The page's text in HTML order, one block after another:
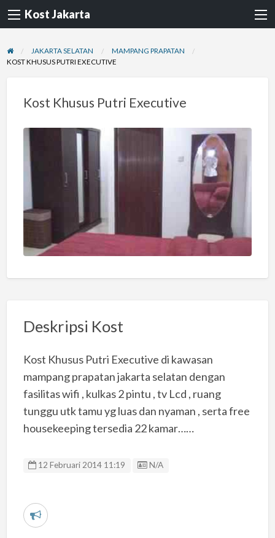
Kost Jakarta
JAKARTA SELATAN
MAMPANG PRAPATAN
KOST KHUSUS PUTRI EXECUTIVE
Kost Khusus Putri Executive
Deskripsi Kost
Kost Khusus Putri Executive di kawasan
mampang prapatan jakarta selatan dengan
fasilitas wifi , kulkas 2 pintu , tv Lcd , ruang
tunggu utk tamu yg luas dan nyaman , serta free
housekeeping tersedia 22 kamar……
12 Februari 2014 11:19 Listing ID
N/A
L